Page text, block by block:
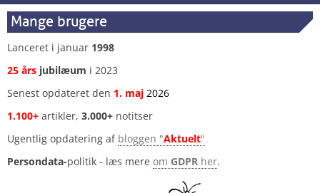
Mange brugere
Lanceret i januar 1998
25 års jubilæum i 2023
Senest opdateret den 1. maj 2026
1.100+ artikler, 3.000+ notitser
Ugentlig opdatering af bloggen "Aktuelt"
Persondata-politik - læs mere om GDPR her.